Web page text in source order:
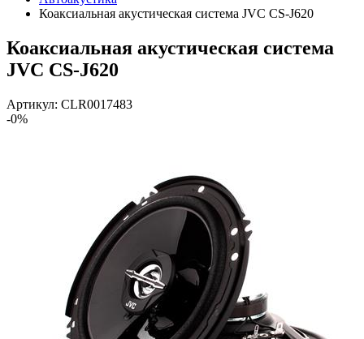
Коаксиальная акустическая система JVC CS-J620
Коаксиальная акустическая система
JVC CS-J620
Артикул: CLR0017483
-0%